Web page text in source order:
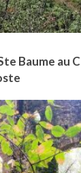
Baume au